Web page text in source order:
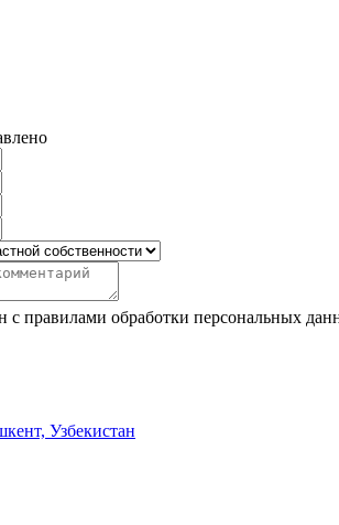
с правилами обработки персональных